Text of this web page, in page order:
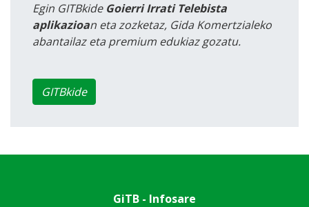
Egin GITBkide Goierri Irrati Telebista
aplikazioan eta zozketaz, Gida Komertzialeko
abantailaz eta premium edukiaz gozatu.
GITBkide
GiTB - Infosare